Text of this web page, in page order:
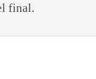
final.